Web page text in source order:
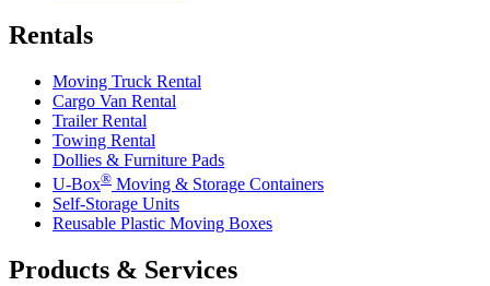
Rentals
Moving Truck Rental
Cargo Van Rental
Trailer Rental
Towing Rental
Dollies & Furniture Pads
U-Box® Moving & Storage Containers
Self-Storage Units
Reusable Plastic Moving Boxes
Products & Services